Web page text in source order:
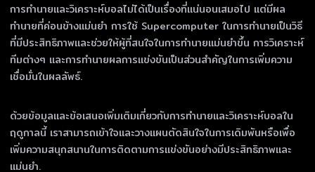
การทำนายและวิเคราะห์บอลไม่ได้เป็นเรื่องที่แน่นอนเสมอไป แต่มีผล
ทำนายที่ค่อนข้างแม่นยำ การใช้ Supercomputer ในการทำนายเป็นวิธี
ที่มีประสิทธิภาพและช่วยให้ผู้ที่สนใจในการทำนายแม่นยำขึ้น การวิเคราะห์
ทีมต่างๆ และการทำนายผลการแข่งขันเป็นส่วนสำคัญในการเพิ่มความ
เชื่อมั่นในผลลัพธ์.
ด้วยข้อมูลและข้อเสนอเพิ่มเติมเกี่ยวกับการทำนายและวิเคราะห์บอลใน
ฤดูกาลนี้ เราสามารถเข้าใจและวางแผนตัดสินใจในการเดิมพันหรือเพื่อ
เพิ่มความสนุกสนานในการติดตามการแข่งขันอย่างมีประสิทธิภาพและ
แม่นยำ.